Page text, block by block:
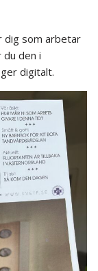
dig som arbetar
du den i
digitalt.